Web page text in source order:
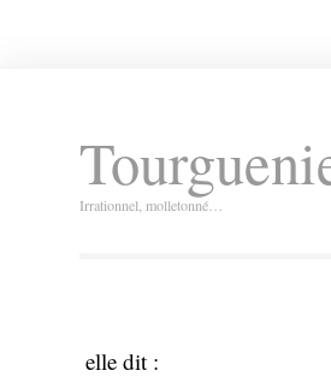
Irrationnel, molletonné…
elle dit :